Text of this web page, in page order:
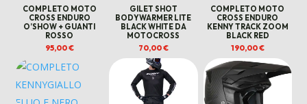
COMPLETO MOTO
CROSS ENDURO
O’SHOW + GUANTI
ROSSO
95,00€
GILET SHOT
BODYWARMER LITE
BLACK WHITE DA
MOTOCROSS
70,00€
COMPLETO MOTO
CROSS ENDURO
KENNY TRACK ZOOM
BLACK RED
190,00€